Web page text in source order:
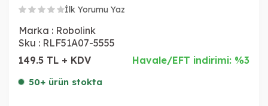
İlk Yorumu Yaz
Marka : Robolink
Sku : RLF51A07-5555
149.5 TL + KDV
Havale/EFT indirimi: %3
50+ ürün stokta